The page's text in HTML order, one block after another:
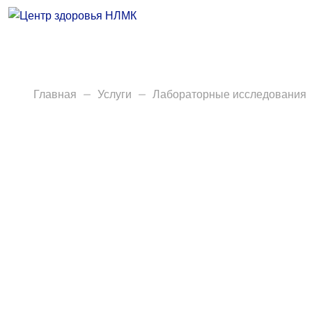
Анализы
Главная Услуги Лабораторные исследования